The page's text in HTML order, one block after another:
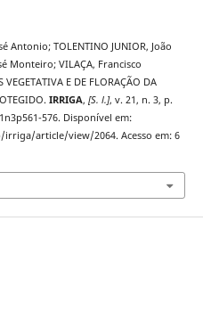
Antonio; TOLENTINO JUNIOR, João
Monteiro; VILAÇA, Francisco
E DE FLORAÇÃO DA
IRRIGA, [S. l.], v. 21, n. 3, p.
576. Disponível em:
article/view/2064. Acesso em: 6